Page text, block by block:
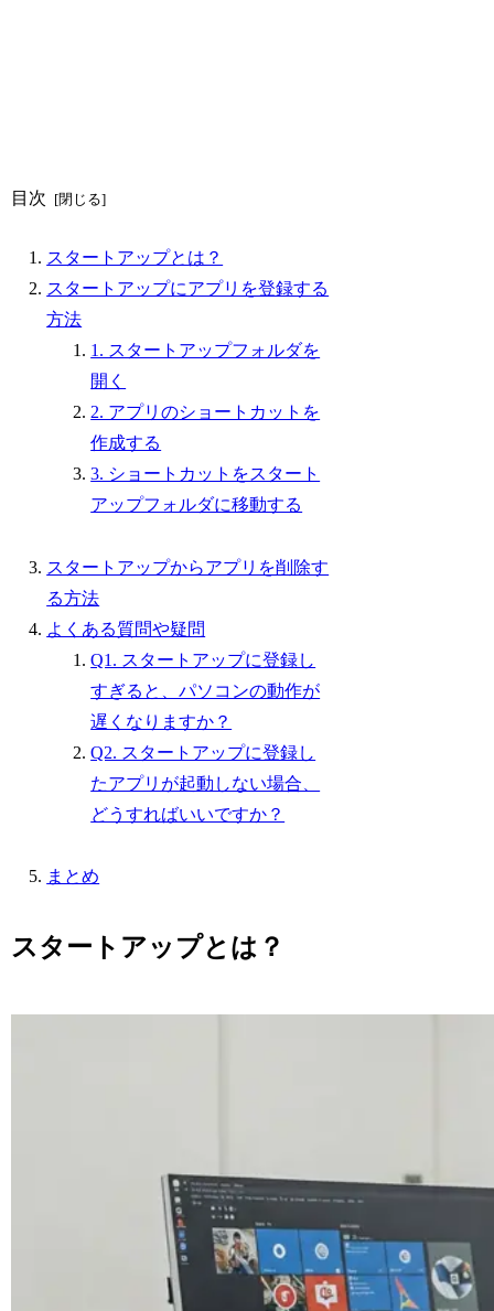
目次
スタートアップとは？
スタートアップにアプリを登録する
方法
1. スタートアップフォルダを
開く
2. アプリのショートカットを
作成する
3. ショートカットをスタート
アップフォルダに移動する
スタートアップからアプリを削除す
る方法
よくある質問や疑問
Q1. スタートアップに登録し
すぎると、パソコンの動作が
遅くなりますか？
Q2. スタートアップに登録し
たアプリが起動しない場合、
どうすればいいですか？
まとめ
スタートアップとは？